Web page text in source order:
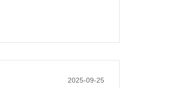
2025-09-25